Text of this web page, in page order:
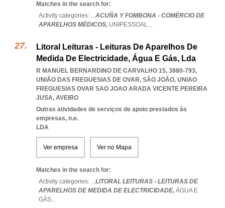
Matches in the search for:
Activity categories: ...ACUÑA Y FOMBONA - COMÉRCIO DE
APARELHOS MÉDICOS, UNIPESSOAL...
Litoral Leituras - Leituras De Aparelhos De
Medida De Electricidade, Água E Gás, Lda
R MANUEL BERNARDINO DE CARVALHO 15, 3880-793,
UNIÃO DAS FREGUESIAS DE OVAR, SÃO JOÃO, UNIAO
FREGUESIAS OVAR SAO JOAO ARADA VICENTE PEREIRA
JUSA, AVEIRO
Outras atividades de serviços de apoio prestados às
empresas, n.e.
LDA
Ver empresa Ver no Mapa
Matches in the search for:
Activity categories: ...LITORAL LEITURAS - LEITURAS DE
APARELHOS DE MEDIDA DE ELECTRICIDADE, ÁGUA E
GÁS...